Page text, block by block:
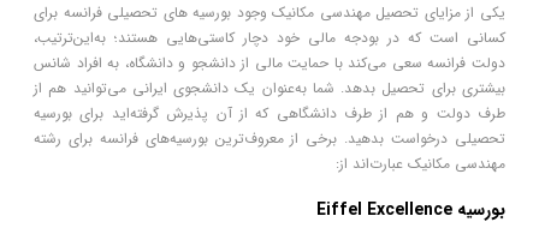
یکی از مزایای تحصیل مهندسی مکانیک وجود بورسیه ‌های تحصیلی فرانسه برای
کسانی است که در بودجه مالی خود دچار کاستی‌هایی هستند؛ به‌این‌ترتیب،
دولت فرانسه سعی می‌کند با حمایت مالی از دانشجو و دانشگاه، به افراد شانس
بیشتری برای تحصیل بدهد. شما به‌عنوان یک دانشجوی ایرانی می‌توانید هم از
طرف دولت و هم از طرف دانشگاهی که از آن پذیرش گرفته‌اید برای بورسیه
تحصیلی درخواست بدهید. برخی از معروف‌ترین بورسیه‌های فرانسه برای رشته
مهندسی مکانیک عبارت‌اند از:
بورسیه Eiffel Excellence